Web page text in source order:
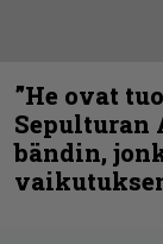
”He ovat
Sepulturan
bändin,